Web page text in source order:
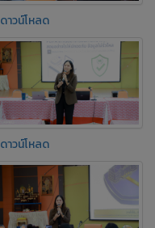
ดาวน์โหลด
ดาวน์โหลด